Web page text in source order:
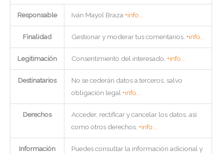
Responsable Iván Mayol Braza+info...
Finalidad Gestionar y moderar tus comentarios. +info...
Legitimación Consentimiento del interesado. +info...
Destinatarios
No se cederán datos a terceros, salvo
obligación legal+info...
Derechos
Acceder, rectificar y cancelar los datos, así
como otros derechos. +info...
Información
Puedes consultar la información adicional y